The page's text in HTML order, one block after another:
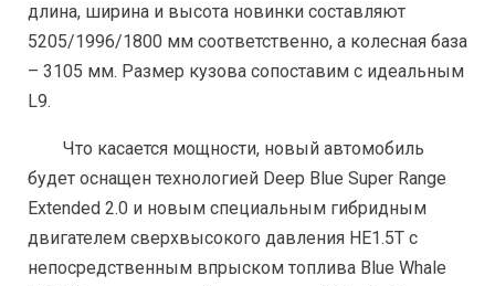
длина, ширина и высота новинки составляют
5205/1996/1800 мм соответственно, а колесная база
– 3105 мм. Размер кузова сопоставим с идеальным
L9.
Что касается мощности, новый автомобиль
будет оснащен технологией Deep Blue Super Range
Extended 2.0 и новым специальным гибридным
двигателем сверхвысокого давления HE1.5T с
непосредственным впрыском топлива Blue Whale